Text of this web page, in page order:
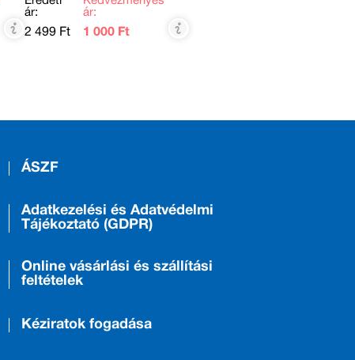
ár:
2 499 Ft
ár:
1 000 Ft
ÁSZF
Adatkezelési és Adatvédelmi
Tájékoztató (GDPR)
Online vásárlási és szállítási
feltételek
Kéziratok fogadása